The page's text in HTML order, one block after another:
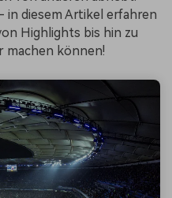
in diesem Artikel erfahren
Highlights bis hin zu
machen können!